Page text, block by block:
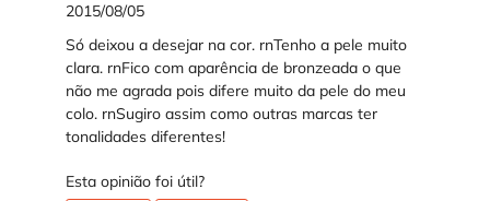
2015/08/05
Só deixou a desejar na cor. rnTenho a pele muito
clara. rnFico com aparência de bronzeada o que
não me agrada pois difere muito da pele do meu
colo. rnSugiro assim como outras marcas ter
tonalidades diferentes!
Esta opinião foi útil?